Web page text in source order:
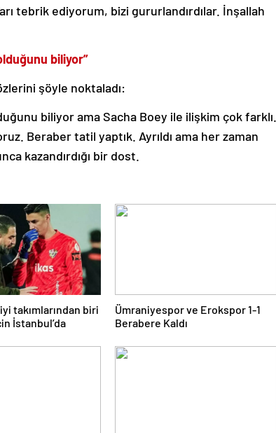
tebrik ediyorum, bizi gururlandırdılar. İnşallah
biliyor”
şöyle noktaladı:
biliyor ama Sacha Boey ile ilişkim çok farklı.
Beraber tatil yaptık. Ayrıldı ama her zaman
kazandırdığı bir dost.
takımlarından biri
İstanbul’da
Ümraniyespor ve Erokspor 1-1
Berabere Kaldı